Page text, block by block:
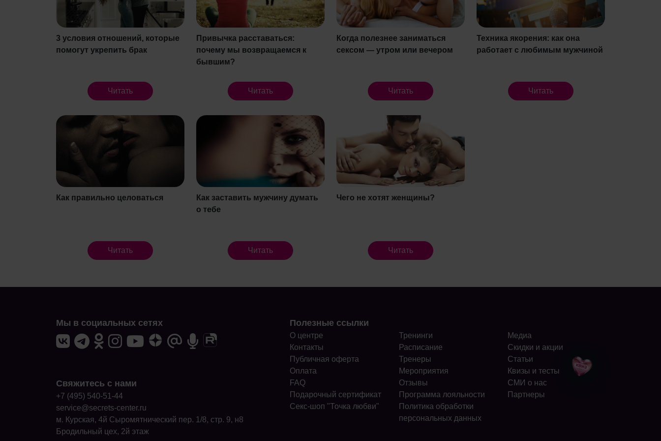
3 условия отношений, которые
помогут укрепить брак
Читать
Привычка расставаться:
почему мы возвращаемся к
бывшим?
Читать
Когда полезнее заниматься
сексом — утром или вечером
Читать
Техника якорения: как она
работает с любимым мужчиной
Читать
Как правильно целоваться
Читать
Как заставить мужчину думать
о тебе
Читать
Чего не хотят женщины?
Читать
Мы в социальных сетях
Свяжитесь с нами
+7 (495) 540-51-44
service@secrets-center.ru
м. Курская, 4й Сыромятнический пер. 1/8, стр. 9, н8
Бродильный цех, 2й этаж
Полезные ссылки
О центре
Контакты
Публичная оферта
Оплата
FAQ
Подарочный сертификат
Секс-шоп "Точка любви"
Тренинги
Расписание
Тренеры
Мероприятия
Отзывы
Программа лояльности
Политика обработки
персональных данных
Медиа
Скидки и акции
Статьи
Квизы и тесты
СМИ о нас
Партнеры